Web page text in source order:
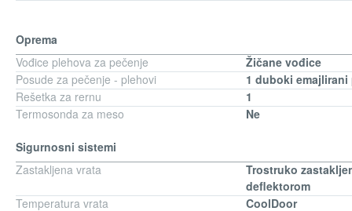
Oprema
Vođice plehova za pečenje
Žičane vođice
Posude za pečenje - plehovi
1 duboki
Rešetka za rernu
1
Termosonda za meso
Ne
Sigurnosni sistemi
Zastakljena vrata
Trostruko
deflektorom
Temperatura vrata
CoolDoor